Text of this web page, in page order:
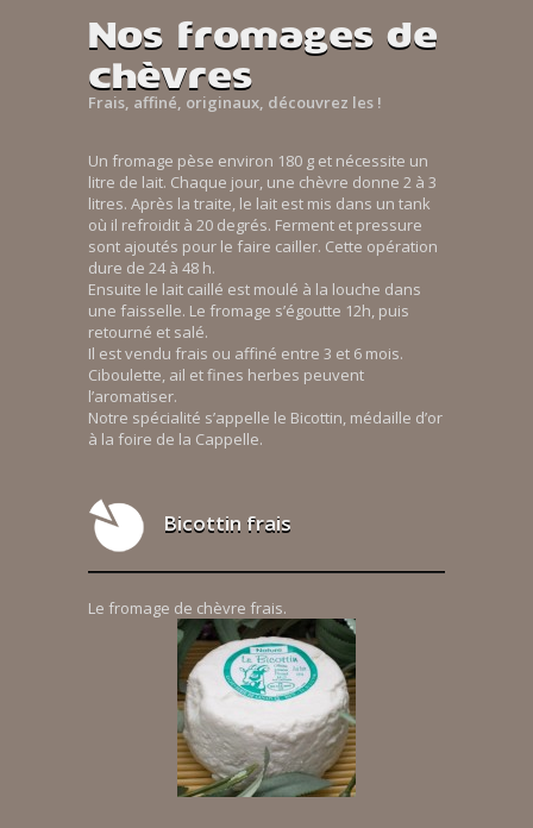
Nos fromages de
chèvres
Frais, affiné, originaux, découvrez les !
Un fromage pèse environ 180 g et nécessite un
litre de lait. Chaque jour, une chèvre donne 2 à 3
litres. Après la traite, le lait est mis dans un tank
où il refroidit à 20 degrés. Ferment et pressure
sont ajoutés pour le faire cailler. Cette opération
dure de 24 à 48 h.
Ensuite le lait caillé est moulé à la louche dans
une faisselle. Le fromage s’égoutte 12h, puis
retourné et salé.
Il est vendu frais ou affiné entre 3 et 6 mois.
Ciboulette, ail et fines herbes peuvent
l’aromatiser.
Notre spécialité s’appelle le Bicottin, médaille d’or
à la foire de la Cappelle.
Bicottin frais
Le fromage de chèvre frais.